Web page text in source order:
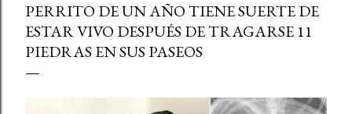
PERRITO DE UN AÑO TIENE SUERTE DE
ESTAR VIVO DESPUÉS DE TRAGARSE 11
PIEDRAS EN SUS PASEOS